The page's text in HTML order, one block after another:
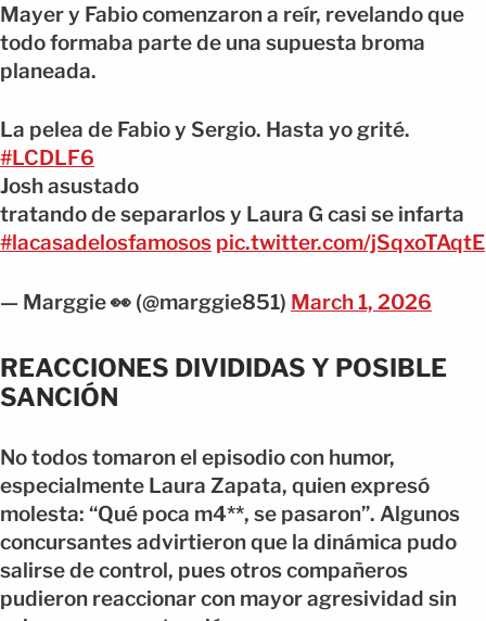
Mayer y Fabio comenzaron a reír, revelando que
todo formaba parte de una supuesta broma
planeada.
La pelea de Fabio y Sergio. Hasta yo grité.
#LCDLF6
Josh asustado
tratando de separarlos y Laura G casi se infarta
#lacasadelosfamosos pic.twitter.com/jSqxoTAqtE
— Marggie 👀 (@marggie851) March 1, 2026
REACCIONES DIVIDIDAS Y POSIBLE
SANCIÓN
No todos tomaron el episodio con humor,
especialmente Laura Zapata, quien expresó
molesta: “Qué poca m4**, se pasaron”. Algunos
concursantes advirtieron que la dinámica pudo
salirse de control, pues otros compañeros
pudieron reaccionar con mayor agresividad sin